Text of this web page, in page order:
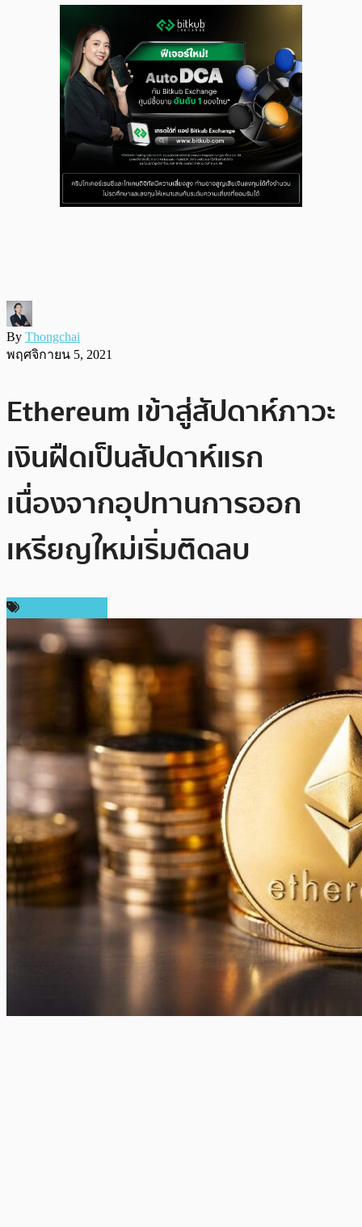
By Thongchai
พฤศจิกายน 5, 2021
Ethereum เข้าสู่สัปดาห์ภาวะ
เงินฝืดเป็นสัปดาห์แรก
เนื่องจากอุปทานการออก
เหรียญใหม่เริ่มติดลบ